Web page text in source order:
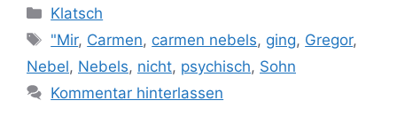
Kategorien
Klatsch
Schlagwörter
"Mir, Carmen, carmen nebels, ging, Gregor,
Nebel, Nebels, nicht, psychisch, Sohn
Kommentar hinterlassen